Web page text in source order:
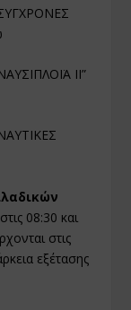
ΙΙ”
08:30 και
στις
εξέτασης